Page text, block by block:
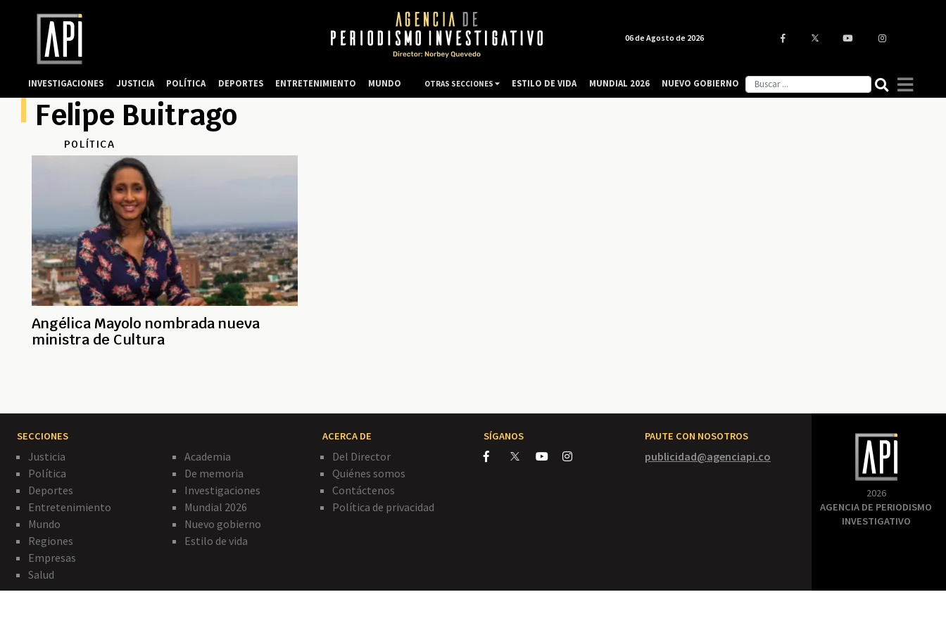
Felipe Buitrago
POLÍTICA
Angélica Mayolo nombrada nueva
ministra de Cultura
SECCIONES
Justicia
Política
Deportes
Entretenimiento
Mundo
Regiones
Empresas
Salud
Academia
De memoria
Investigaciones
Mundial 2026
Nuevo gobierno
Estilo de vida
ACERCA DE
Del Director
Quiénes somos
Contáctenos
Política de privacidad
SÍGANOS PAUTE CON NOSOTROS
publicidad@agenciapi.co
2026
AGENCIA DE PERIODISMO
INVESTIGATIVO
06 de Agosto de 2026
INVESTIGACIONES JUSTICIA POLÍTICA DEPORTES ENTRETENIMIENTO MUNDO OTRAS SECCIONES ESTILO DE VIDA MUNDIAL 2026 NUEVO GOBIERNO